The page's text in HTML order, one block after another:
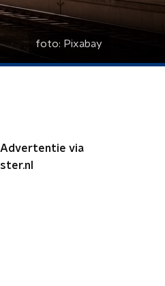
foto: Pixabay
Advertentie via
ster.nl